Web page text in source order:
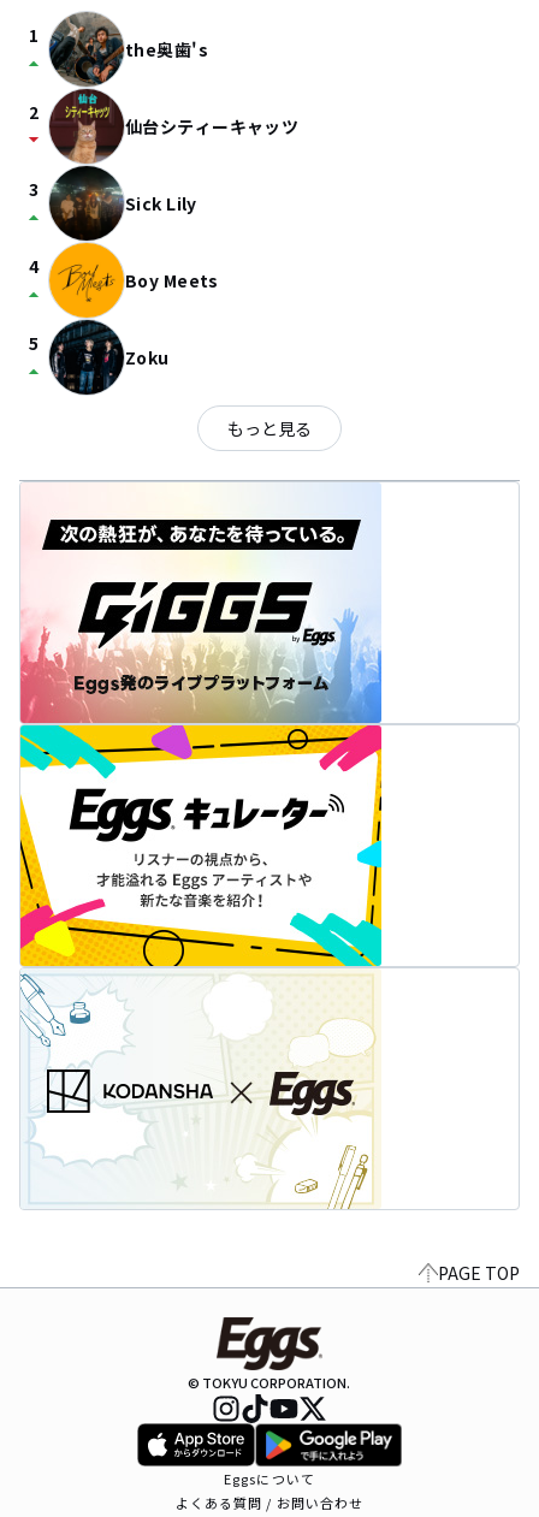
1
arrow_drop_up the奥歯's
2
arrow_drop_down 仙台シティーキャッツ
3
arrow_drop_up Sick Lily
4
arrow_drop_up Boy Meets
5
arrow_drop_up Zoku
もっと見る
PAGE TOP
© TOKYU CORPORATION.
Eggsについて
よくある質問 / お問い合わせ